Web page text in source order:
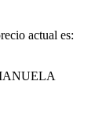
actual es: